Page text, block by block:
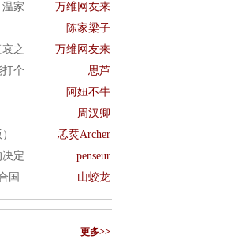
家 万维网友来
陈家梁子
之 万维网友来
个 思芦
阿妞不牛
周汉卿
孞烎Archer
定 penseur
国 山蛟龙
更多>>